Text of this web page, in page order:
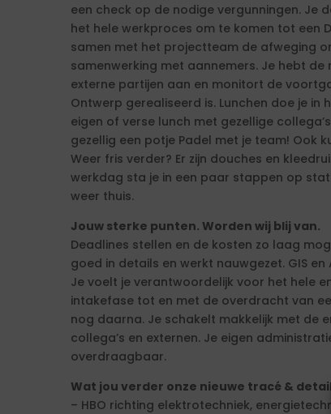
een check op de nodige vergunningen. Je
het hele werkproces om te komen tot een
samen met het projectteam de afweging
samenwerking met aannemers. Je hebt
externe partijen aan en monitort de
Ontwerp gerealiseerd is. Lunchen doe je
eigen of verse lunch met gezellige
gezellig een potje Padel met je team! Ook
Weer fris verder? Er zijn douches en
werkdag sta je in een paar stappen op
weer thuis.
Jouw sterke punten. Worden wij blij van.
Deadlines stellen en de kosten zo laag
goed in details en werkt nauwgezet. GIS
Je voelt je verantwoordelijk voor het hele
intakefase tot en met de overdracht van
nog daarna. Je schakelt makkelijk met de
collega’s en externen. Je eigen
overdraagbaar.
Wat jou verder onze nieuwe tracé &
– HBO richting elektrotechniek,